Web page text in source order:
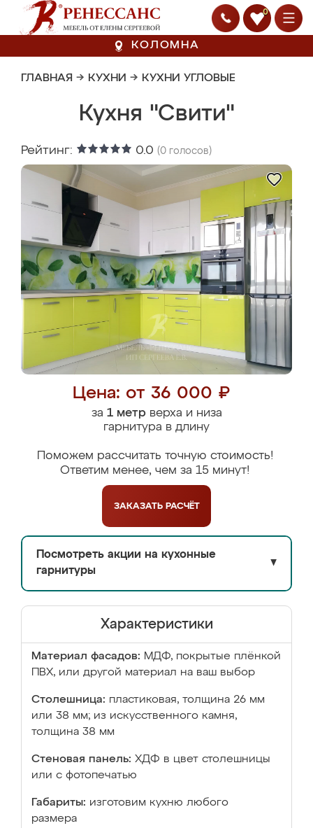
0
КОЛОМНА
ГЛАВНАЯ → КУХНИ → КУХНИ УГЛОВЫЕ
Кухня "Свити"
Рейтинг: 0.0 (0 голосов)
Цена: от 36 000 ₽
за 1 метрверха и низа
гарнитура в длину
Поможем рассчитать точную стоимость!
Ответим менее, чем за 15 минут!
ЗАКАЗАТЬ РАСЧЁТ
Посмотреть акции на кухонные
гарнитуры
▼
Характеристики
Материал фасадов: МДФ, покрытые плёнкой
ПВХ, или другой материал на ваш выбор
Столешница: пластиковая, толщина 26 мм
или 38 мм; из искусственного камня,
толщина 38 мм
Стеновая панель: ХДФ в цвет столешницы
или с фотопечатью
Габариты: изготовим кухню любого
размера